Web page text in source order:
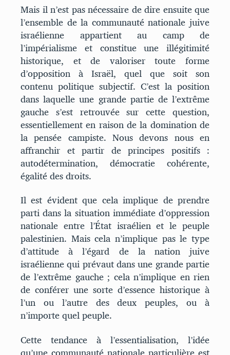
Mais il n’est pas nécessaire de dire ensuite que
l’ensemble de la communauté nationale juive
israélienne appartient au camp de
l’impérialisme et constitue une illégitimité
historique, et de valoriser toute forme
d’opposition à Israël, quel que soit son
contenu politique subjectif. C’est la position
dans laquelle une grande partie de l’extrême
gauche s’est retrouvée sur cette question,
essentiellement en raison de la domination de
la pensée campiste. Nous devons nous en
affranchir et partir de principes positifs :
autodétermination, démocratie cohérente,
égalité des droits.
Il est évident que cela implique de prendre
parti dans la situation immédiate d’oppression
nationale entre l’État israélien et le peuple
palestinien. Mais cela n’implique pas le type
d’attitude à l’égard de la nation juive
israélienne qui prévaut dans une grande partie
de l’extrême gauche ; cela n’implique en rien
de conférer une sorte d’essence historique à
l’un ou l’autre des deux peuples, ou à
n’importe quel peuple.
Cette tendance à l’essentialisation, l’idée